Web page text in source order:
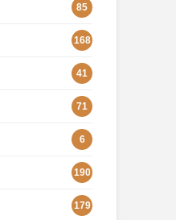
85
168
41
71
6
190
179